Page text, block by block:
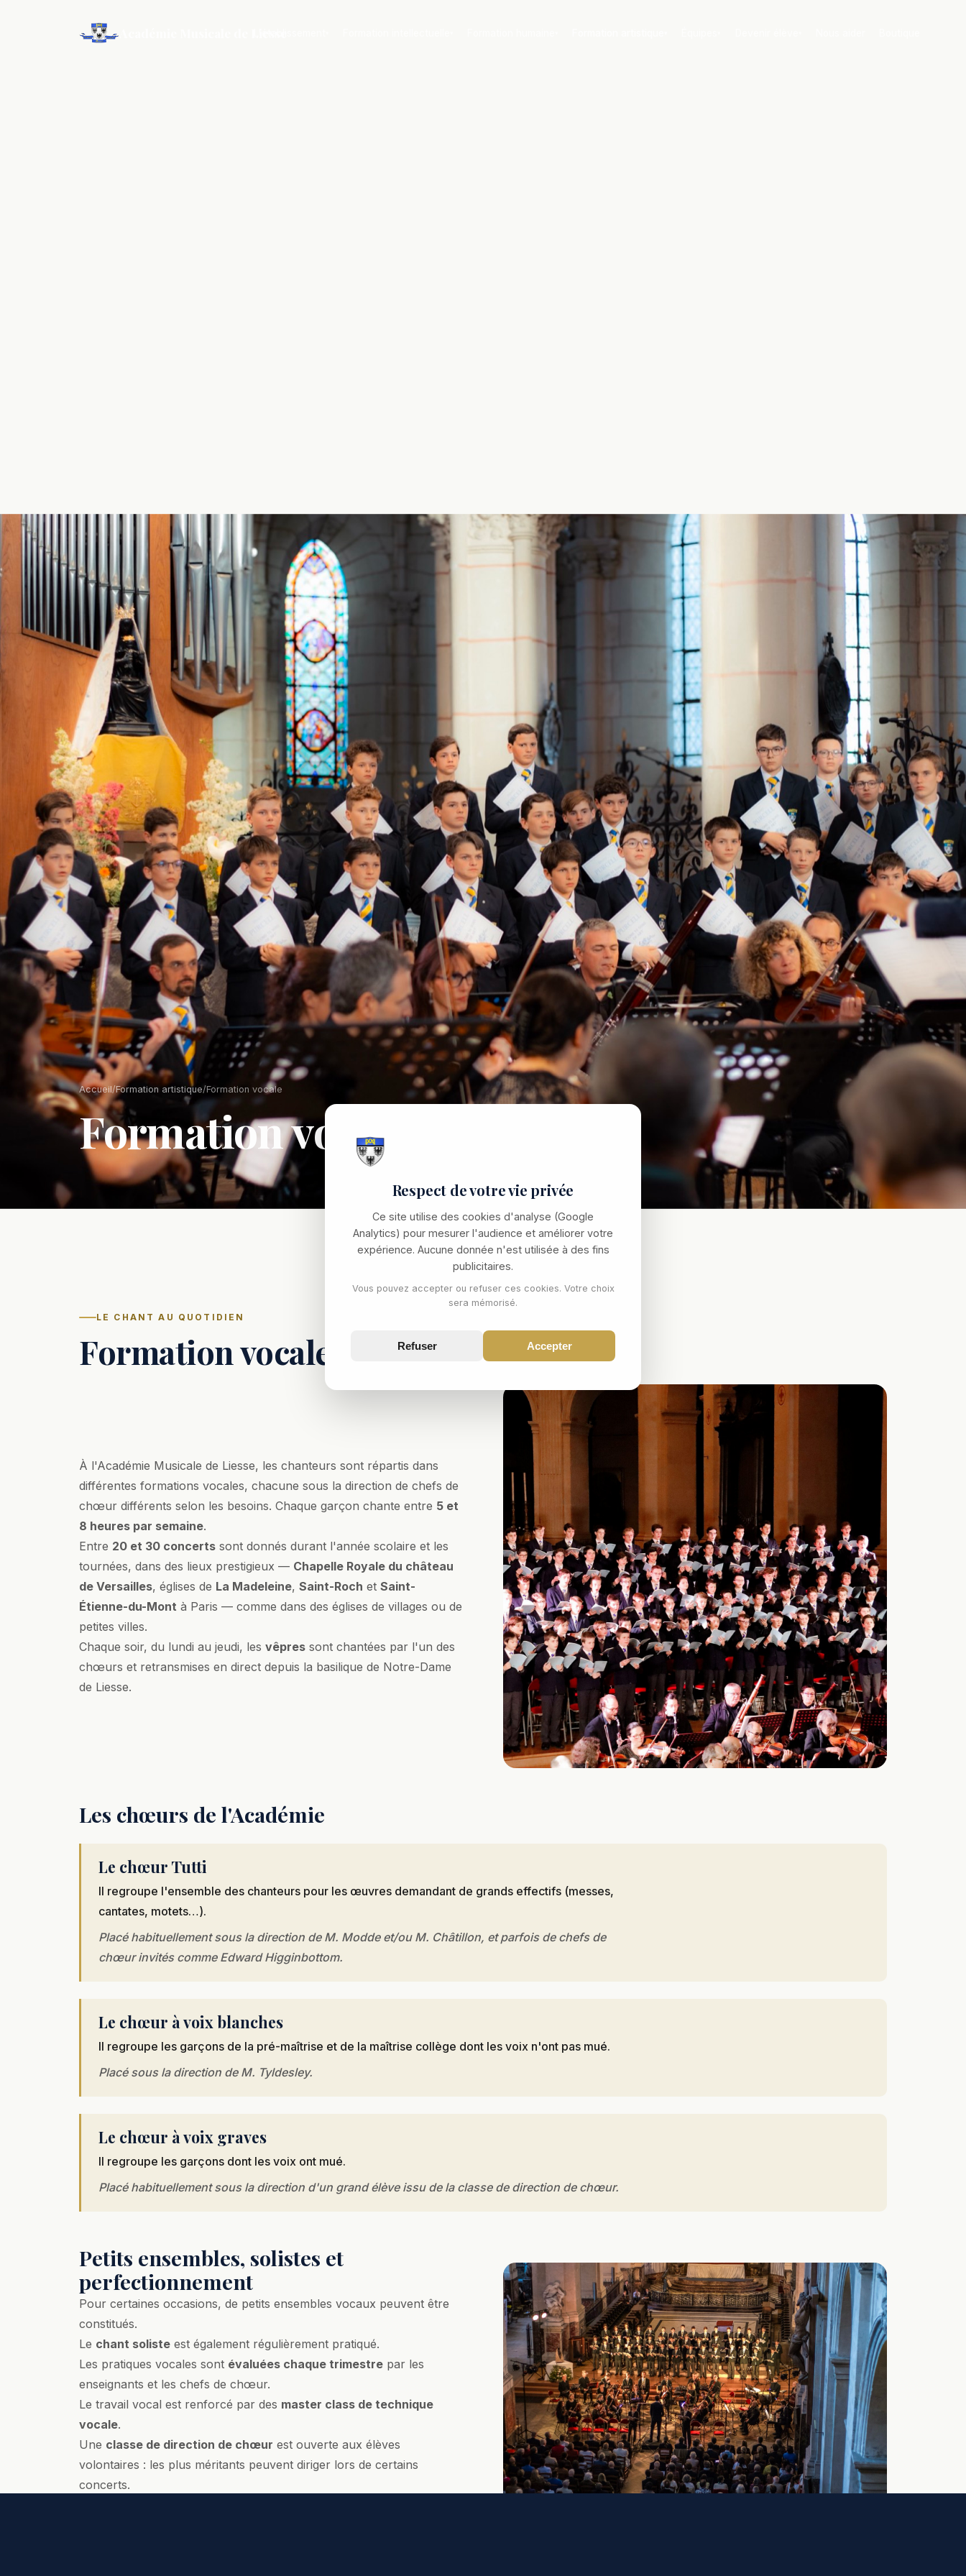
Accueil/Formation artistique/Formation vocale
Formation vocale
LE CHANT AU QUOTIDIEN
Formation vocale
À l'Académie Musicale de Liesse, les chanteurs sont répartis dans
différentes formations vocales, chacune sous la direction de chefs de
chœur différents selon les besoins. Chaque garçon chante entre 5 et
8 heures par semaine.
Entre 20 et 30 concerts sont donnés durant l'année scolaire et les
tournées, dans des lieux prestigieux — Chapelle Royale du château
de Versailles, églises de La Madeleine, Saint-Roch et Saint-
Étienne-du-Mont à Paris — comme dans des églises de villages ou de
petites villes.
Chaque soir, du lundi au jeudi, les vêpres sont chantées par l'un des
chœurs et retransmises en direct depuis la basilique de Notre-Dame
de Liesse.
Les chœurs de l'Académie
Le chœur Tutti
Il regroupe l'ensemble des chanteurs pour les œuvres demandant de grands effectifs (messes,
cantates, motets…).
Placé habituellement sous la direction de M. Modde et/ou M. Châtillon, et parfois de chefs de
chœur invités comme Edward Higginbottom.
Le chœur à voix blanches
Il regroupe les garçons de la pré-maîtrise et de la maîtrise collège dont les voix n'ont pas mué.
Placé sous la direction de M. Tyldesley.
Le chœur à voix graves
Il regroupe les garçons dont les voix ont mué.
Placé habituellement sous la direction d'un grand élève issu de la classe de direction de chœur.
Petits ensembles, solistes et
perfectionnement
Pour certaines occasions, de petits ensembles vocaux peuvent être
constitués.
Le chant soliste est également régulièrement pratiqué.
Les pratiques vocales sont évaluées chaque trimestre par les
enseignants et les chefs de chœur.
Le travail vocal est renforcé par des master class de technique
vocale.
Une classe de direction de chœur est ouverte aux élèves
volontaires : les plus méritants peuvent diriger lors de certains
concerts.
Respect de votre vie privée
Ce site utilise des cookies d'analyse (Google
Analytics) pour mesurer l'audience et améliorer votre
expérience. Aucune donnée n'est utilisée à des fins
publicitaires.
Vous pouvez accepter ou refuser ces cookies. Votre choix
sera mémorisé.
Refuser Accepter